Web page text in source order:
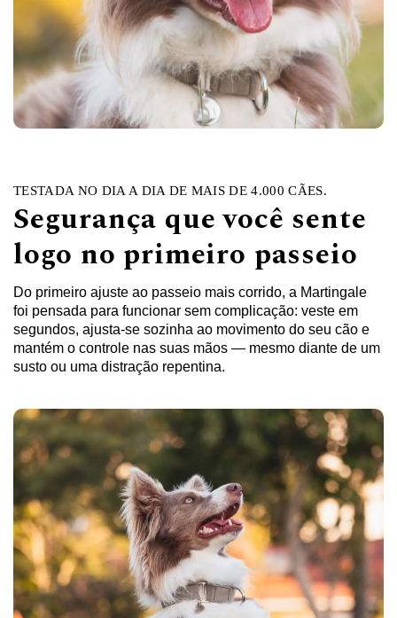
TESTADA NO DIA A DIA DE MAIS DE 4.000 CÃES.
Segurança que você sente
logo no primeiro passeio
Do primeiro ajuste ao passeio mais corrido, a Martingale
foi pensada para funcionar sem complicação: veste em
segundos, ajusta-se sozinha ao movimento do seu cão e
mantém o controle nas suas mãos — mesmo diante de um
susto ou uma distração repentina.